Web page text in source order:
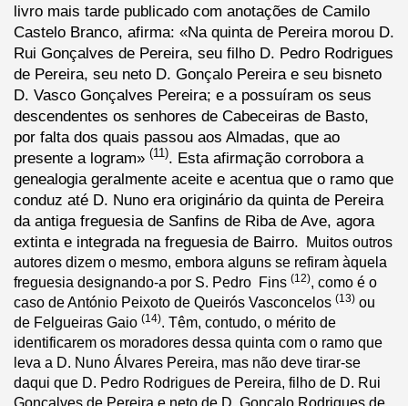
livro mais tarde publicado com anotações de Camilo
Castelo Branco, afirma: «Na quinta de Pereira morou D.
Rui Gonçalves de Pereira, seu filho D. Pedro Rodrigues
de Pereira, seu neto D. Gonçalo Pereira e seu bisneto
D. Vasco Gonçalves Pereira; e a possuíram os seus
descendentes os senhores de Cabeceiras de Basto,
por falta dos quais passou aos Almadas, que ao
presente a logram» (11). Esta afirmação corrobora a
genealogia geralmente aceite e acentua que o ramo que
conduz até D. Nuno era originário da quinta de Pereira
da antiga freguesia de Sanfins de Riba de Ave, agora
extinta e integrada na freguesia de Bairro. Muitos outros
autores dizem o mesmo, embora alguns se refiram àquela
freguesia designando-a por S. Pedro  Fins (12), como é o
caso de António Peixoto de Queirós Vasconcelos (13) ou
de Felgueiras Gaio (14). Têm, contudo, o mérito de
identificarem os moradores dessa quinta com o ramo que
leva a D. Nuno Álvares Pereira, mas não deve tirar-se
daqui que D. Pedro Rodrigues de Pereira, filho de D. Rui
Gonçalves de Pereira e neto de D. Gonçalo Rodrigues de